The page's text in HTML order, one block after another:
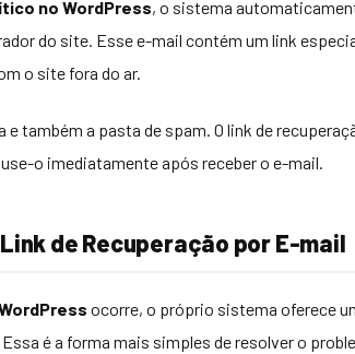
no WordPress, o sistema
do site. Esse e-mail contém um link
o site fora do ar.
e também a pasta de spam. O link de
o imediatamente após receber o e-mail.
de Recuperação por E-mail
ocorre, o próprio sistema oferece
é a forma mais simples de resolver o